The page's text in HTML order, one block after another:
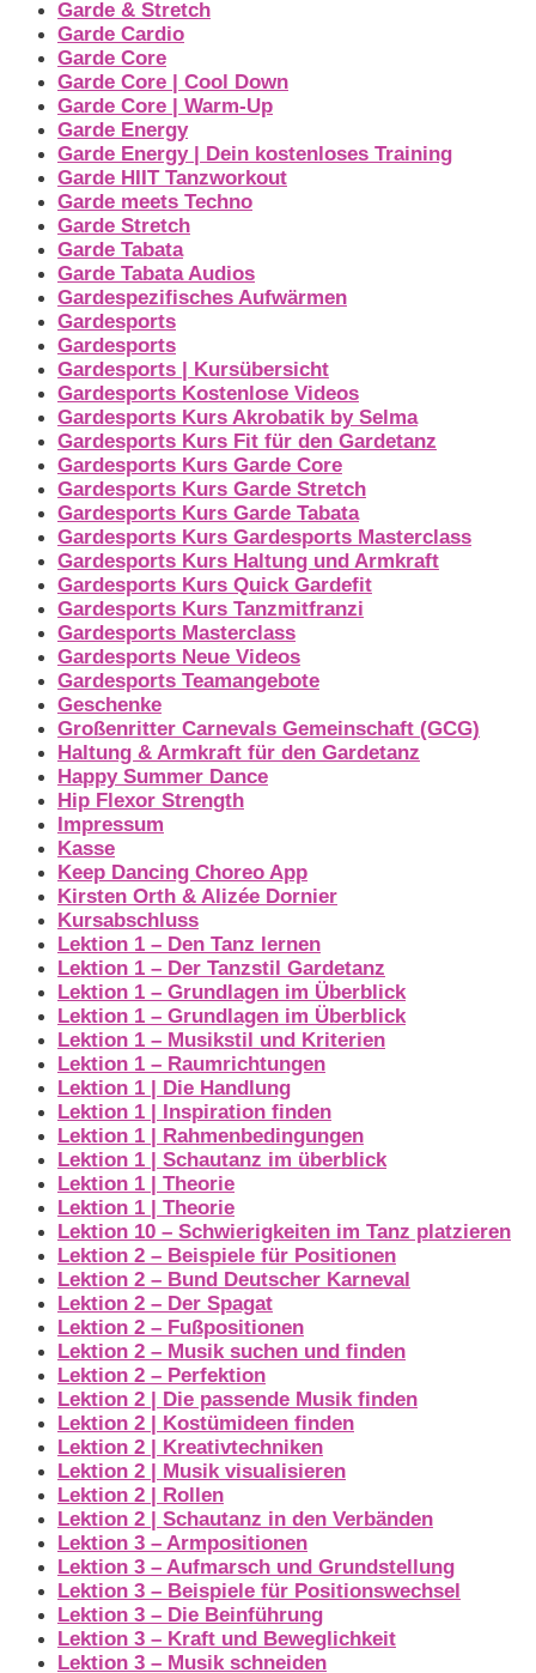
Garde & Stretch
Garde Cardio
Garde Core
Garde Core | Cool Down
Garde Core | Warm-Up
Garde Energy
Garde Energy | Dein kostenloses Training
Garde HIIT Tanzworkout
Garde meets Techno
Garde Stretch
Garde Tabata
Garde Tabata Audios
Gardespezifisches Aufwärmen
Gardesports
Gardesports
Gardesports | Kursübersicht
Gardesports Kostenlose Videos
Gardesports Kurs Akrobatik by Selma
Gardesports Kurs Fit für den Gardetanz
Gardesports Kurs Garde Core
Gardesports Kurs Garde Stretch
Gardesports Kurs Garde Tabata
Gardesports Kurs Gardesports Masterclass
Gardesports Kurs Haltung und Armkraft
Gardesports Kurs Quick Gardefit
Gardesports Kurs Tanzmitfranzi
Gardesports Masterclass
Gardesports Neue Videos
Gardesports Teamangebote
Geschenke
Großenritter Carnevals Gemeinschaft (GCG)
Haltung & Armkraft für den Gardetanz
Happy Summer Dance
Hip Flexor Strength
Impressum
Kasse
Keep Dancing Choreo App
Kirsten Orth & Alizée Dornier
Kursabschluss
Lektion 1 – Den Tanz lernen
Lektion 1 – Der Tanzstil Gardetanz
Lektion 1 – Grundlagen im Überblick
Lektion 1 – Grundlagen im Überblick
Lektion 1 – Musikstil und Kriterien
Lektion 1 – Raumrichtungen
Lektion 1 | Die Handlung
Lektion 1 | Inspiration finden
Lektion 1 | Rahmenbedingungen
Lektion 1 | Schautanz im überblick
Lektion 1 | Theorie
Lektion 1 | Theorie
Lektion 10 – Schwierigkeiten im Tanz platzieren
Lektion 2 – Beispiele für Positionen
Lektion 2 – Bund Deutscher Karneval
Lektion 2 – Der Spagat
Lektion 2 – Fußpositionen
Lektion 2 – Musik suchen und finden
Lektion 2 – Perfektion
Lektion 2 | Die passende Musik finden
Lektion 2 | Kostümideen finden
Lektion 2 | Kreativtechniken
Lektion 2 | Musik visualisieren
Lektion 2 | Rollen
Lektion 2 | Schautanz in den Verbänden
Lektion 3 – Armpositionen
Lektion 3 – Aufmarsch und Grundstellung
Lektion 3 – Beispiele für Positionswechsel
Lektion 3 – Die Beinführung
Lektion 3 – Kraft und Beweglichkeit
Lektion 3 – Musik schneiden